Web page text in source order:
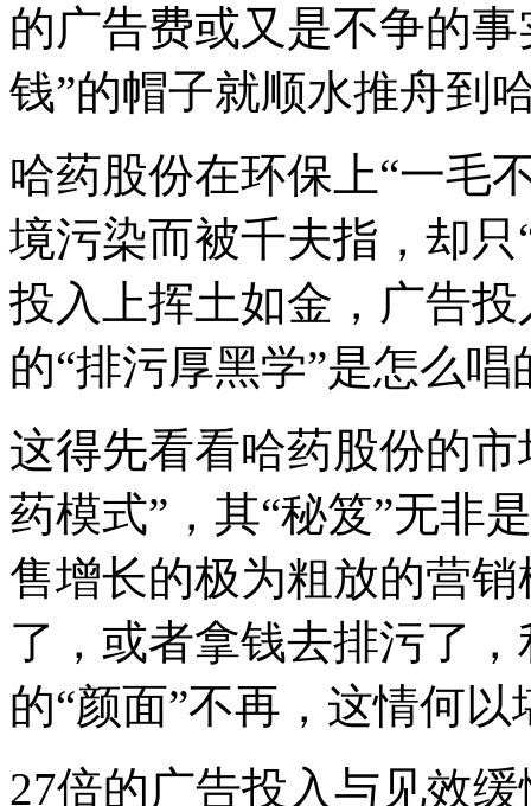
的广告费或又是不争的
钱”的帽子就顺水推舟到
哈药股份在环保上“一毛
境污染而被千夫指，却
投入上挥土如金，广告
的“排污厚黑学”是怎么唱
这得先看看哈药股份的
药模式”，其“秘笈”无非
售增长的极为粗放的营
了，或者拿钱去排污了
的“颜面”不再，这情何以
27倍的广告投入与见效